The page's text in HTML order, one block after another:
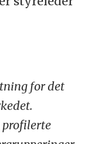
for det
profilerte